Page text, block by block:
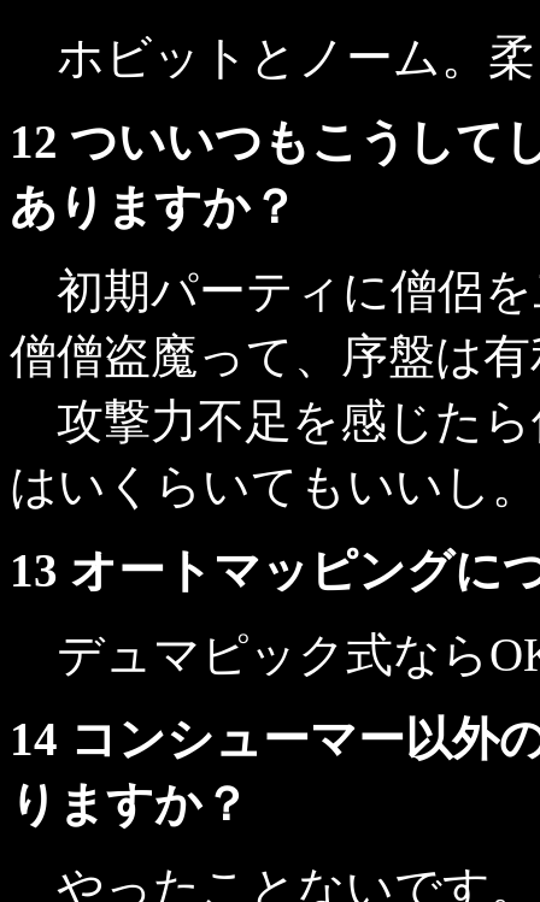
ホビットとノーム。
12 ついいつもこうして
ありますか？
初期パーティに僧侶
僧僧盗魔って、序盤は
攻撃力不足を感じたら
はいくらいてもいいし。
13 オートマッピングに
デュマピック式なら
14 コンシューマー以外
りますか？
やったことないです。